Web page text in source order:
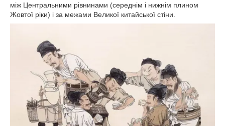
між Центральними рівнинами (середнім і нижнім плином
Жовтої ріки) і за межами Великої китайської стіни.